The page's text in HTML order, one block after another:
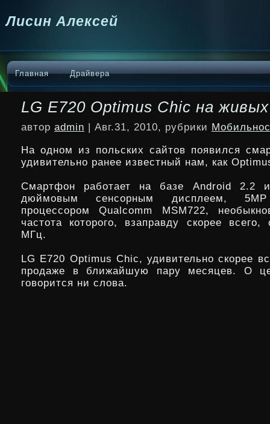
Лисин Алексей
Главная Драйвера
LG E720 Optimus Chic на
автор admin | Авг.31, 2010, рубрики
На одном из польских сайтов появился
удивительно ранее известный нам, как
Смартфон работает на базе Android 2.2
дюймовым сенсорным дисплеем,
процессором Qualcomm MSM722,
частота которого, взаправду скорее всего,
МГц.
LG E720 Optimus Chic, удивительно скорее
продаже в ближайшую пару месяцев. О
говорится ни слова.